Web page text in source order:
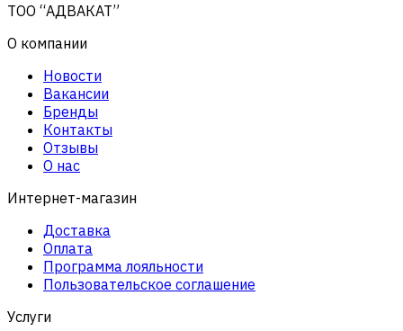
ТОО “АДВАКАТ”
О компании
Новости
Вакансии
Бренды
Контакты
Отзывы
О нас
Интернет-магазин
Доставка
Оплата
Программа лояльности
Пользовательское соглашение
Услуги